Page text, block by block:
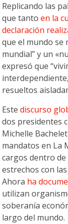
Replicando las
que tantoen la
declaración
que el mundo se
mundial” y un
expresó que
resueltos
Estediscurso
dos presidentes
Michelle
mandatos en La
cargos dentro
estrechos con
Ahora ha
utilizan
soberanía
largo del mundo.